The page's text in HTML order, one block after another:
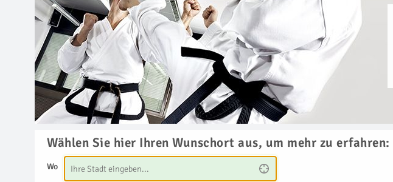
Wählen Sie hier Ihren Wunschort aus, um mehr zu erfahren:
Wo